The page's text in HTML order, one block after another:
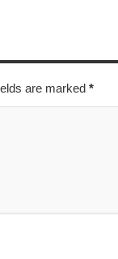
are marked *